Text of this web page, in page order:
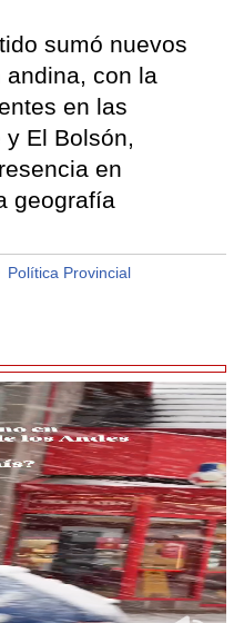
sumó nuevos
andina, con la
en las
El Bolsón,
en
geografía
Política Provincial